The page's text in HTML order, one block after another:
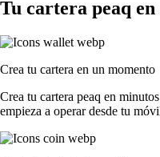
Tu cartera peaq
Crea tu cartera en un momento
Crea tu cartera peaq en
empieza a operar desde tu